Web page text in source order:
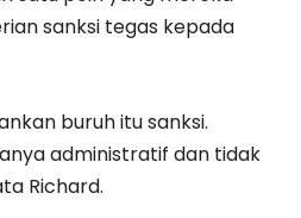
sanksi tegas kepada
buruh itu sanksi.
administratif dan tidak
Richard.